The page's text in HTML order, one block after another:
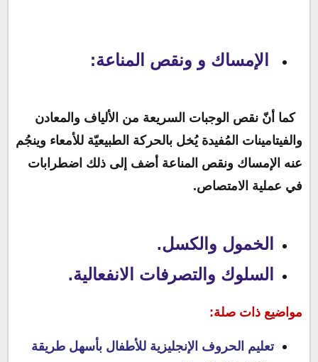
الإمساك و ونقص المناعة:
كما أنّ نقص الوجبات السريعة من الألياف والمعادن
والفيتامينات المُفيدة يُخل بالحركة الطبيعيّة للأمعاء وينجُم
عنه الإمساك ونقص المناعة أضف إلى ذلك اضطرابات
في عملية الامتصاص.
الخمول والكسل.
السلوك والتصرفات الانفعالية.
مواضيع ذات صلة:
تعليم الحروف الإنجليزية للأطفال بأسهل طريقة